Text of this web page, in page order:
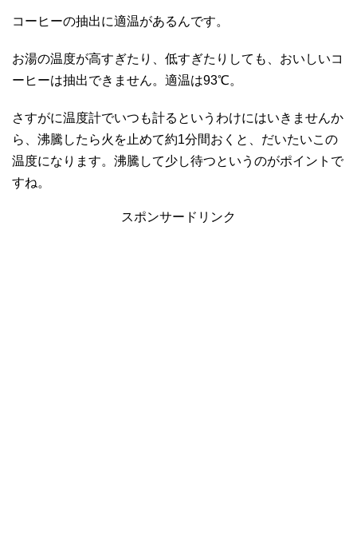
コーヒーの抽出に適温があるんです。
お湯の温度が高すぎたり、低すぎたりしても、おいしいコ
ーヒーは抽出できません。適温は93℃。
さすがに温度計でいつも計るというわけにはいきませんか
ら、沸騰したら火を止めて約1分間おくと、だいたいこの
温度になります。沸騰して少し待つというのがポイントで
すね。
スポンサードリンク